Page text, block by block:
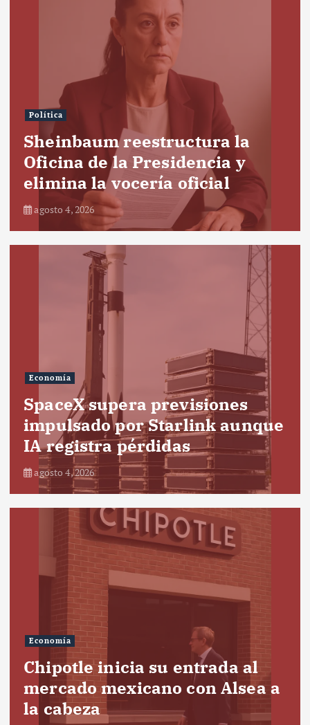
Política
Sheinbaum reestructura la
Oficina de la Presidencia y
elimina la vocería oficial
agosto 4, 2026
Economía
SpaceX supera previsiones
impulsado por Starlink aunque
IA registra pérdidas
agosto 4, 2026
Economía
Chipotle inicia su entrada al
mercado mexicano con Alsea a
la cabeza